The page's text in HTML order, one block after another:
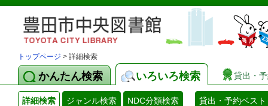
トップページ > 詳細検索
かんたん検索 いろいろ検索 貸出・
詳細検索 ジャンル検索 NDC分類検索 貸出・予約ベスト